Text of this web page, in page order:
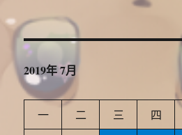
2019年 7月
一 二 三 四